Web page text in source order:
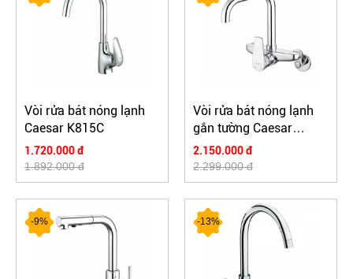
Vòi rửa bát nóng lạnh
Caesar K815C
1.720.000 đ
1.892.000 đ
Vòi rửa bát nóng lạnh
gắn tường Caesar
K535C
2.150.000 đ
2.299.000 đ
-9% -13%